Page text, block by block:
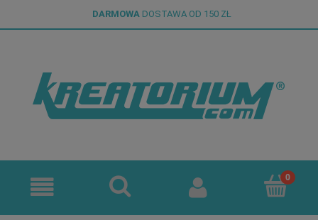
DARMOWA DOSTAWA OD 150 ZŁ